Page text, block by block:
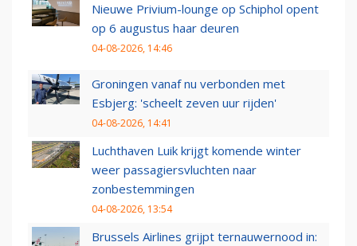
Nieuwe Privium-lounge op Schiphol opent
op 6 augustus haar deuren
04-08-2026, 14:46
Groningen vanaf nu verbonden met
Esbjerg: 'scheelt zeven uur rijden'
04-08-2026, 14:41
Luchthaven Luik krijgt komende winter
weer passagiersvluchten naar
zonbestemmingen
04-08-2026, 13:54
Brussels Airlines grijpt ternauwernood in: